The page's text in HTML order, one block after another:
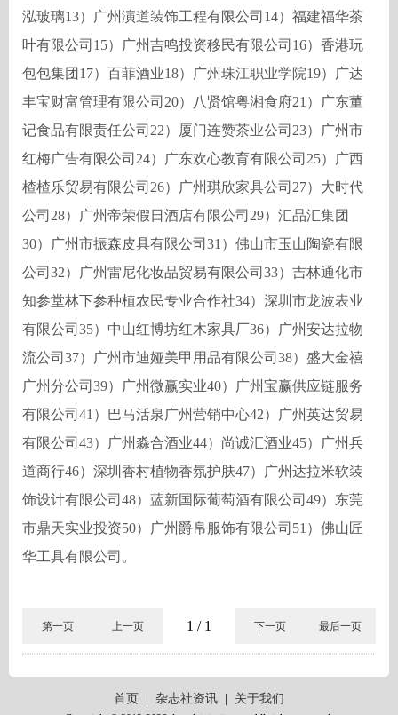
泓玻璃13）广州演道装饰工程有限公司 14）福建福华茶
叶有限公司 15）广州吉鸣投资移民有限公司 16）香港玩
包包集团 17）百菲酒业18）广州珠江职业学院19）广达
丰宝财富管理有限公司 20）八贤馆粤湘食府21 ）广东董
记食品有限责任公司 22）厦门连赞茶业公司 23）广州市
红梅广告有限公司 24）广东欢心教育有限公司 25）广西
楂楂乐贸易有限公司 26）广州琪欣家具公司 27）大时代
公司 28）广州帝荣假日酒店有限公司 29）汇品汇集团
30）广州市振森皮具有限公司 31 ）佛山市玉山陶瓷有限
公司 32）广州雷尼化妆品贸易有限公司 33）吉林通化市
知参堂林下参种植农民专业合作社34）深圳市龙波表业
有限公司 35）中山红博坊红木家具厂36）广州安达拉物
流公司 37）广州市迪娅美甲用品有限公司 38）盛大金禧
广州分公司 39）广州微赢实业40）广州宝赢供应链服务
有限公司 41 ）巴马活泉广州营销中心42）广州英达贸易
有限公司 43）广州淼合酒业44）尚诚汇酒业45）广州兵
道商行46）深圳香村植物香氛护肤47）广州达拉米软装
饰设计有限公司 48）蓝新国际葡萄酒有限公司 49）东莞
市鼎天实业投资50）广州爵帛服饰有限公司 51 ）佛山匠
华工具有限公司。
第一页 上一页 1 / 1 下一页 最后一页
首页 杂志社资讯 关于我们